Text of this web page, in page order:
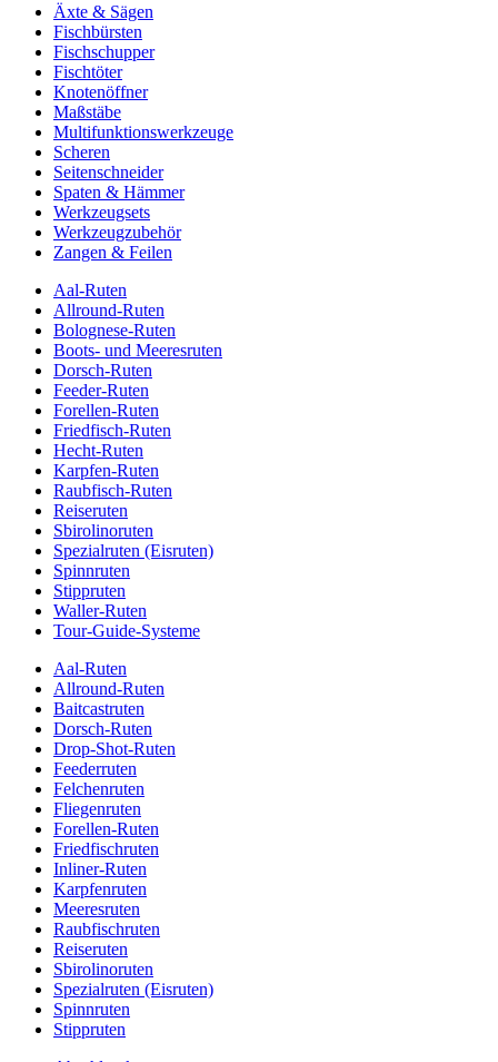
Äxte & Sägen
Fischbürsten
Fischschupper
Fischtöter
Knotenöffner
Maßstäbe
Multifunktionswerkzeuge
Scheren
Seitenschneider
Spaten & Hämmer
Werkzeugsets
Werkzeugzubehör
Zangen & Feilen
Aal-Ruten
Allround-Ruten
Bolognese-Ruten
Boots- und Meeresruten
Dorsch-Ruten
Feeder-Ruten
Forellen-Ruten
Friedfisch-Ruten
Hecht-Ruten
Karpfen-Ruten
Raubfisch-Ruten
Reiseruten
Sbirolinoruten
Spezialruten (Eisruten)
Spinnruten
Stippruten
Waller-Ruten
Tour-Guide-Systeme
Aal-Ruten
Allround-Ruten
Baitcastruten
Dorsch-Ruten
Drop-Shot-Ruten
Feederruten
Felchenruten
Fliegenruten
Forellen-Ruten
Friedfischruten
Inliner-Ruten
Karpfenruten
Meeresruten
Raubfischruten
Reiseruten
Sbirolinoruten
Spezialruten (Eisruten)
Spinnruten
Stippruten